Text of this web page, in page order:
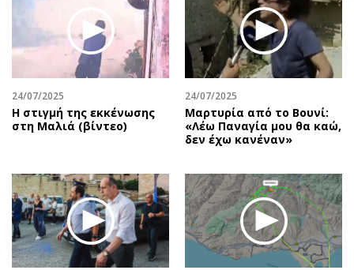
24/07/2025
H στιγμή της εκκένωσης
στη Μαλιά (βίντεο)
24/07/2025
Μαρτυρία από το Βουνί:
«Λέω Παναγία μου θα καώ,
δεν έχω κανέναν»